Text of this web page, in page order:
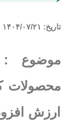
تاریخ: ۱۴۰۴/۰۷/۲۱
موضوع :
محصولات
ارزش